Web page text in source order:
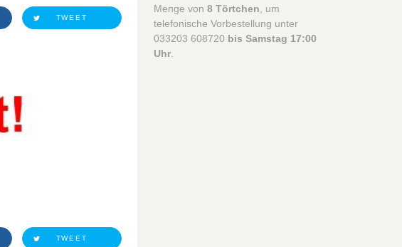
TWEET
TWEET
Menge von 8 Törtchen , um
telefonische Vorbestellung unter
033203 608720 bis Samstag 17:00
Uhr.